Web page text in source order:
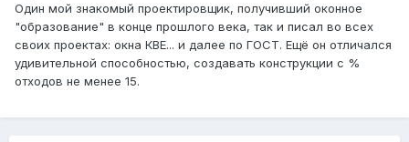
Один мой знакомый проектировщик, получивший оконное
"образование" в конце прошлого века, так и писал во всех
своих проектах: окна КВЕ... и далее по ГОСТ. Ещё он отличался
удивительной способностью, создавать конструкции с %
отходов не менее 15.